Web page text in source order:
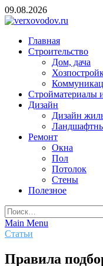
Skip
to
09.08.2026
verxovodov.ru
Ремонт и строительство
Главная
Строительство
Дом, дача
Стройматериалы
Дизайн
Дизайн
Ремонт
Окна
Пол
Потолок
Стены
Полезное
Найти:
Main Menu
Статьи
Правила